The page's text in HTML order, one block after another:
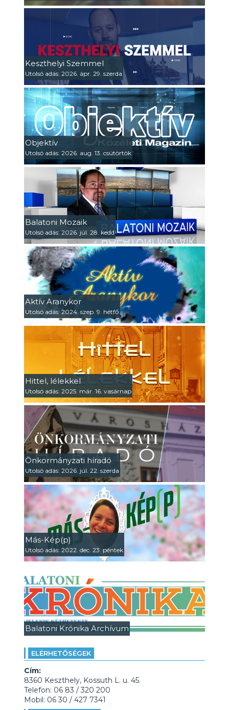
Keszthelyi Szemmel
Utolsó adás: 2026. ápr. 29. szerda
Objektív
Utolsó adás: 2026. aug. 13. csütörtök
Balatoni Mozaik
Utolsó adás: 2026. júl. 28. kedd
Aktív Aranykor
Utolsó adás: 2024. szep. 9. hétfő
Hittel, lélekkel
Utolsó adás: 2025. már. 16. vasárnap
Önkormányzati híradó
Utolsó adás: 2026. júl. 22. szerda
Más-Kép(p)
Utolsó adás: 2022. dec. 23. péntek
Balatoni Krónika Archívum
ELÉRHETŐSÉGEK
Cím:
8360 Keszthely, Kossuth L. u. 45.
Telefon: 06 83 / 320 200
Mobil: 06 30 / 427 7341